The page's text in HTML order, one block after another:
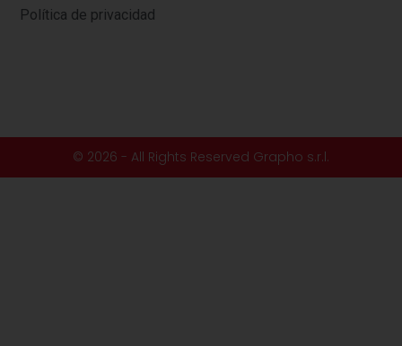
Política de privacidad
© 2026 - All Rights Reserved Grapho s.r.l.